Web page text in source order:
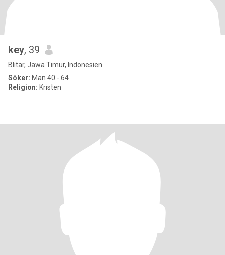
key, 39
Blitar, Jawa Timur, Indonesien
Söker: Man 40 - 64
Religion: Kristen